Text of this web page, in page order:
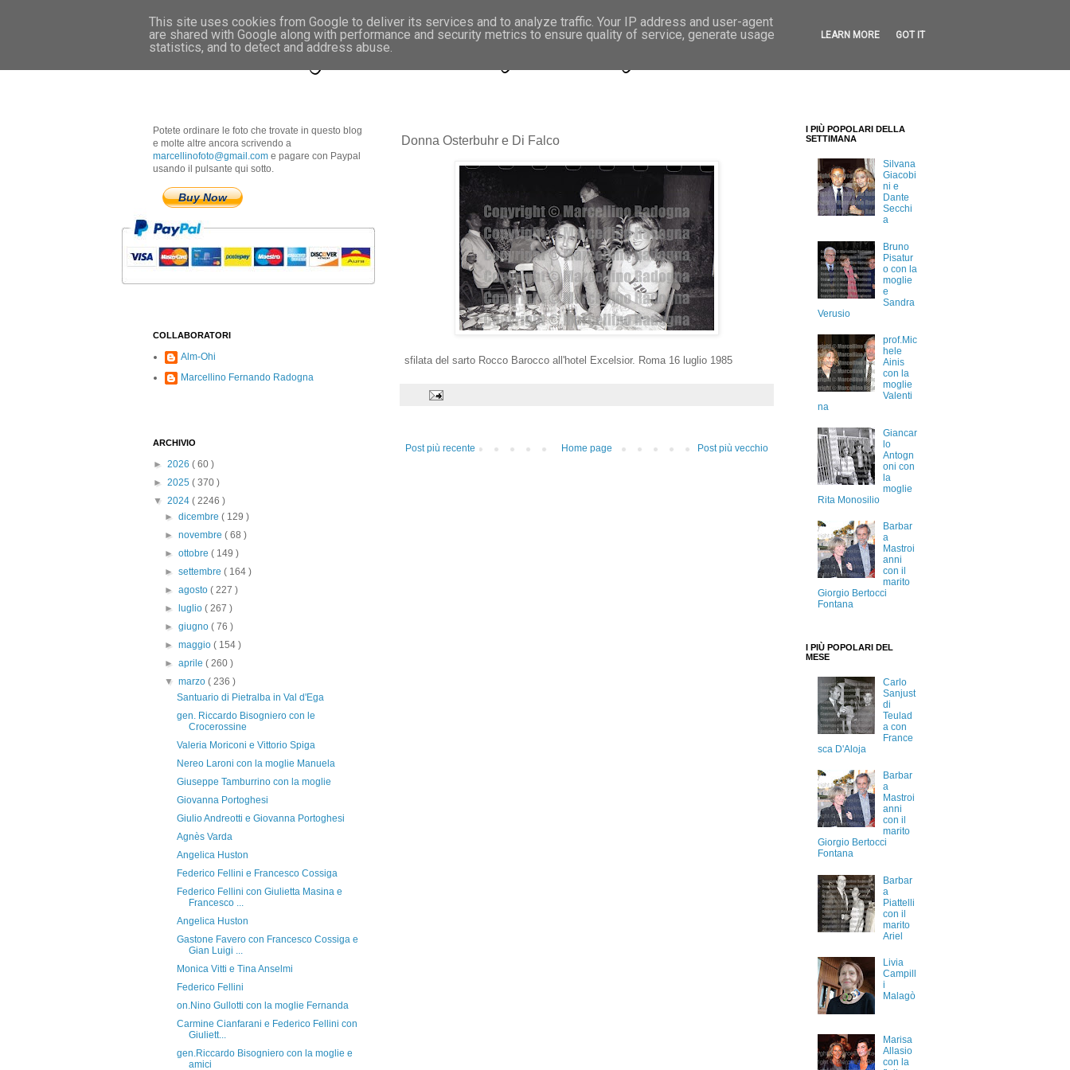
Marcellino Radogna - Fotonotizie per la stampa
Donna Osterbuhr e Di Falco
sfilata del sarto Rocco Barocco all'hotel Excelsior. Roma 16 luglio 1985
Post più recente Post più vecchio
Home page
Potete ordinare le foto che trovate in questo blog
e molte altre ancora scrivendo a
marcellinofoto@gmail.com e pagare con Paypal
usando il pulsante qui sotto.
Buy Now
COLLABORATORI
Alm-Ohi
Marcellino Fernando Radogna
ARCHIVIO
► 2026 ( 60 )
► 2025 ( 370 )
▼ 2024 ( 2246 )
►dicembre( 129 )
►novembre( 68 )
►ottobre( 149 )
►settembre( 164 )
►agosto( 227 )
►
luglio( 267 )
►giugno( 76 )
►maggio( 154 )
►aprile( 260 )
▼marzo( 236 )
Santuario di Pietralba in Val d'Ega
gen. Riccardo Bisogniero con le
Crocerossine
Valeria Moriconi e Vittorio Spiga
Nereo Laroni con la moglie Manuela
Giuseppe Tamburrino con la moglie
Giovanna Portoghesi
Giulio Andreotti e Giovanna Portoghesi
Agnès Varda
Angelica Huston
Federico Fellini e Francesco Cossiga
Federico Fellini con Giulietta Masina e
Francesco ...
Angelica Huston
Gastone Favero con Francesco Cossiga e
Gian Luigi ...
Monica Vitti e Tina Anselmi
Federico Fellini
on.Nino Gullotti con la moglie Fernanda
Carmine Cianfarani e Federico Fellini con
Giuliett...
gen.Riccardo Bisogniero con la moglie e
amici
I PIÙ POPOLARI DELLA
SETTIMANA
Silvana
Giacobi
ni e
Dante
Secchi
a
Bruno
Pisatur
o con la
moglie
e
Sandra
Verusio
prof.Mic
hele
Ainis
con la
moglie
Valenti
na
Giancar
lo
Antogn
oni con
la
moglie
Rita Monosilio
Barbar
a
Mastroi
anni
con il
marito
Giorgio Bertocci
Fontana
I PIÙ POPOLARI DEL
MESE
Carlo
Sanjust
di
Teulad
a con
France
sca D'Aloja
Barbar
a
Mastroi
anni
con il
marito
Giorgio Bertocci
Fontana
Barbar
a
Piattelli
con il
marito
Ariel
Livia
Campill
i
Malagò
Marisa
Allasio
con la
This site uses cookies from Google to deliver its services and to analyze traffic. Your IP address and user-agent
are shared with Google along with performance and security metrics to ensure quality of service, generate usage
statistics, and to detect and address abuse.
LEARN MORE GOT IT